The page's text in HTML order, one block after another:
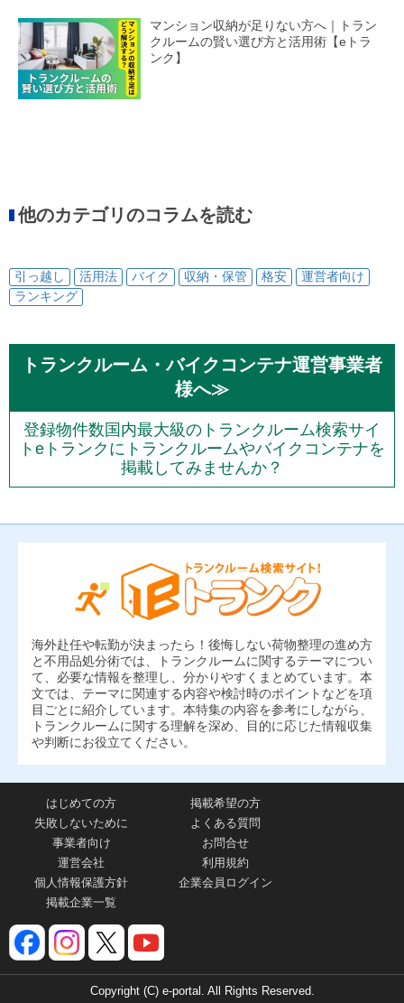
マンション収納が足りない方へ｜トラン
クルームの賢い選び方と活用術【eトラ
ンク】
他のカテゴリのコラムを読む
引っ越し 活用法 バイク 収納・保管 格安
運営者向け
ランキング
トランクルーム・バイクコンテナ運営事業者
様へ≫
登録物件数国内最大級のトランクルーム検索サイ
トeトランクにトランクルームやバイクコンテナを
掲載してみませんか？
海外赴任や転勤が決まったら！後悔しない荷物整理の進め方
と不用品処分術では、トランクルームに関するテーマについ
て、必要な情報を整理し、分かりやすくまとめています。本
文では、テーマに関連する内容や検討時のポイントなどを項
目ごとに紹介しています。本特集の内容を参考にしながら、
トランクルームに関する理解を深め、目的に応じた情報収集
や判断にお役立てください。
はじめての方
掲載希望の方
失敗しないために
よくある質問
事業者向け
お問合せ
運営会社
利用規約
個人情報保護方針
企業会員ログイン
掲載企業一覧
Copyright (C) e-portal. All Rights Reserved.